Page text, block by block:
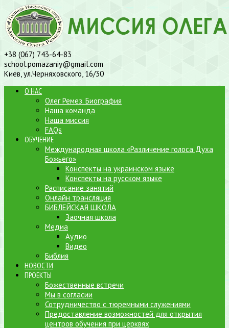
+38 (067) 743-64-83
school.pomazaniy@gmail.com
Киев, ул.Черняховского, 16/30
О НАС
Олег Ремез. Биография
Наша команда
Наша миссия
FAQs
ОБУЧЕНИЕ
Международная школа «Различение голоса Духа
Божьего»
Конспекты на украинском языке
Конспекты на русском языке
Расписание занятий
Онлайн трансляция
БИБЛЕЙСКАЯ ШКОЛА
Заочная школа
Медиа
Аудио
Видео
Библия
НОВОСТИ
ПРОЕКТЫ
Божественные встречи
Мы в согласии
Сотрудничество с тюремными служениями
Предоставление возможностей для открытия
центров обучения при церквях